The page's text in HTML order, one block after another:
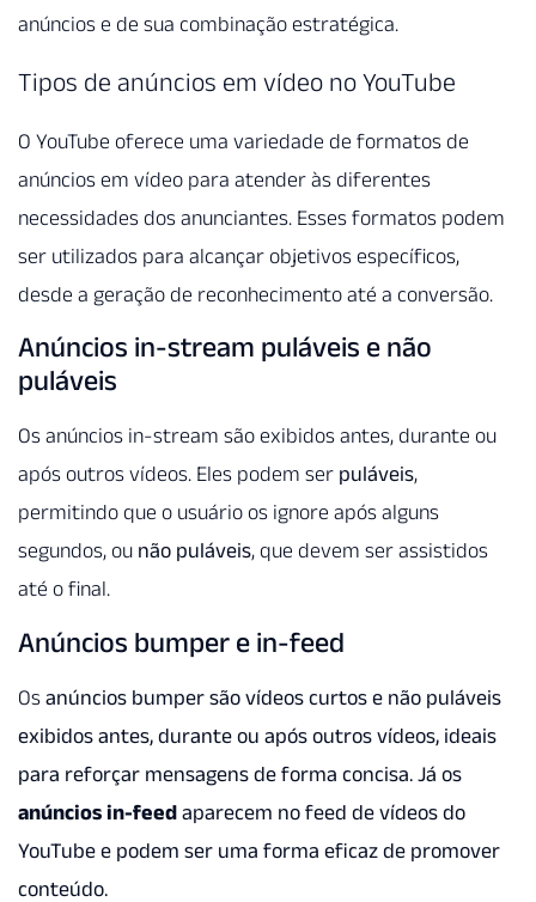
anúncios e de sua combinação estratégica.
Tipos de anúncios em vídeo no YouTube
O YouTube oferece uma variedade de formatos de
anúncios em vídeo para atender às diferentes
necessidades dos anunciantes. Esses formatos podem
ser utilizados para alcançar objetivos específicos,
desde a geração de reconhecimento até a conversão.
Anúncios in-stream puláveis e não
puláveis
Os anúncios in-stream são exibidos antes, durante ou
após outros vídeos. Eles podem ser puláveis,
permitindo que o usuário os ignore após alguns
segundos, ou não puláveis, que devem ser assistidos
até o final.
Anúncios bumper e in-feed
Os anúncios bumper são vídeos curtos e não puláveis
exibidos antes, durante ou após outros vídeos, ideais
para reforçar mensagens de forma concisa. Já os
anúncios in-feed aparecem no feed de vídeos do
YouTube e podem ser uma forma eficaz de promover
conteúdo.